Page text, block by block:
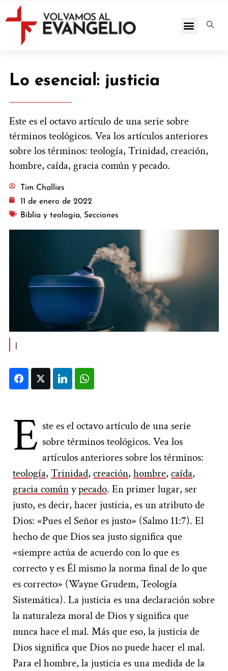
Lo esencial: justicia
Este es el octavo artículo de una serie sobre
términos teológicos. Vea los artículos anteriores
sobre los términos: teología, Trinidad, creación,
hombre, caída, gracia común y pecado.
Tim Challies
11 de enero de 2022
Biblia y teología, Secciones
FacebookTwitter LinkedIn
E ste es el octavo artículo de una serie
sobre términos teológicos. Vea los
artículos anteriores sobre los términos:
teología, Trinidad, creación, hombre, caída,
gracia comúnypecado. En primer lugar, ser
justo, es decir, hacer justicia, es un atributo de
Dios: «Pues el Señor es justo» (Salmo 11:7). El
hecho de que Dios sea justo significa que
«siempre actúa de acuerdo con lo que es
correcto y es Él mismo la norma final de lo que
es correcto» (Wayne Grudem, Teología
Sistemática). La justicia es una declaración sobre
la naturaleza moral de Dios y significa que
nunca hace el mal. Más que eso, la justicia de
Dios significa que Dios no puede hacer el mal.
Para el hombre, la justicia es una medida de la